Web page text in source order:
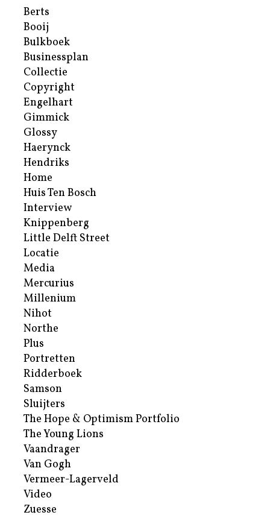
Berts
Booij
Bulkboek
Businessplan
Collectie
Copyright
Engelhart
Gimmick
Glossy
Haerynck
Hendriks
Home
Huis Ten Bosch
Interview
Knippenberg
Little Delft Street
Locatie
Media
Mercurius
Millenium
Nihot
Northe
Plus
Portretten
Ridderboek
Samson
Sluijters
The Hope & Optimism Portfolio
The Young Lions
Vaandrager
Van Gogh
Vermeer-Lagerveld
Video
Zuesse